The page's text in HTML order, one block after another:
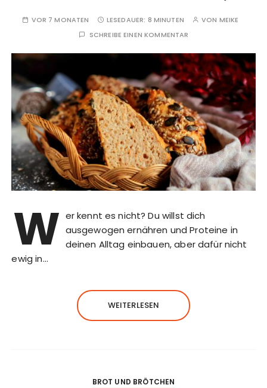
VOR 7 MONATEN LESEDAUER: 8 MINUTEN VON MEIKE
SCHREIBE EINEN KOMMENTAR
W er kennt es nicht? Du willst dich
ausgewogen ernähren und Proteine in
deinen Alltag einbauen, aber dafür nicht
ewig in…
WEITERLESEN
BROT UND BRÖTCHEN